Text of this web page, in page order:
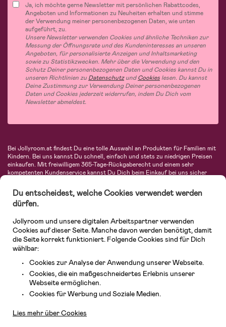
Ja, ich möchte gerne Newsletter mit persönlichen Rabattcodes,
Angeboten und Informationen zu Neuheiten erhalten und stimme
der Verwendung meiner personenbezogenen Daten, wie unten
aufgeführt, zu.
Unsere Newsletter verwenden Cookies und ähnliche Techniken zur
Messung der Öffnungsrate und des Kundeninteresses an unseren
Angeboten, für personalisierte Anzeigen und Inhaltsmarketing
sowie zu Statistikzwecken. Mehr über die Verwendung und den
Schutz Deiner personenbezogenen Daten und Cookies kannst Du in
unseren Richtlinien zu DatenschutzundCookies lesen. Du kannst
Deine Zustimmung zur Verwendung Deiner personenbezogenen
Daten und Cookies jederzeit widerrufen, indem Du Dich vom
Newsletter abmeldest.
Bei Jollyroom.at findest Du eine tolle Auswahl an Produkten für Familien mit
Kindern. Bei uns kannst Du schnell, einfach und stets zu niedrigen Preisen
einkaufen. Mit freiwilligem 365-Tage-Rückgaberecht und einem sehr
kompetenten Kundenservice kannst Du Dich beim Einkauf bei uns sicher
Autositze, Kinder- und Babymode, Produkte für Mütter und eine Menge
fantastischer Einrichtungsgegenstände, Spielsachen, Babyprodukte und
vieles mehr. Wir haben Produkte von bekannten Herstellern wie Britax, Maxi-
Avent, Jack Wolfskin, Cybex, LEGO und vielen mehr. Schau Dich um in
unserem vielfältigen Onlineshop für Kinder & Babys. Willkommen!
Du entscheidest, welche Cookies verwendet werden
dürfen.
Jollyroom und unsere digitalen Arbeitspartner verwenden
Cookies auf dieser Seite. Manche davon werden benötigt, damit
die Seite korrekt funktioniert. Folgende Cookies sind für Dich
wählbar:
Cookies zur Analyse der Anwendung unserer Webseite.
Cookies, die ein maßgeschneidertes Erlebnis unserer
Webseite ermöglichen.
Cookies für Werbung und Soziale Medien.
Lies mehr über Cookies